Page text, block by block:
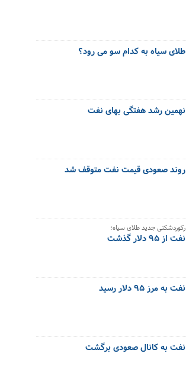
طلای سیاه به کدام سو می رود؟
نهمین رشد هفتگی بهای نفت
روند صعودی قیمت نفت متوقف شد
رکوردشکنی جدید طلای سیاه؛
نفت از ۹۵ دلار گذشت
نفت به مرز ۹۵ دلار رسید
نفت به کانال صعودی برگشت